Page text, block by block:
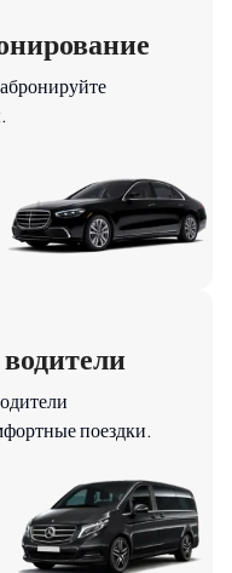
поездки.